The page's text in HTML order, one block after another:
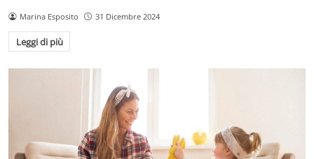
Marina Esposito 31 Dicembre 2024
Leggi di più